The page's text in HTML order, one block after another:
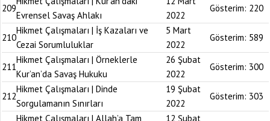
209
Evrensel Savaş Ahlakı
2022
Gösterim: 220
210
Hikmet Çalışmaları | İş Kazaları ve
Cezai Sorumluluklar
5 Mart
2022
Gösterim: 589
211
Hikmet Çalışmaları | Örneklerle
Kur’an’da Savaş Hukuku
26 Şubat
2022
Gösterim: 300
212
Hikmet Çalışmaları | Dinde
Sorgulamanın Sınırları
19 Şubat
2022
Gösterim: 303
Hikmet Çalışmaları | Allah’a Tam
12 Şubat